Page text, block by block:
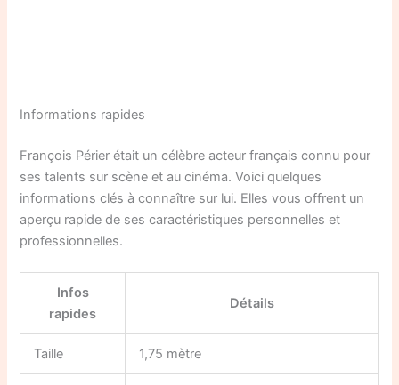
Informations rapides
François Périer était un célèbre acteur français connu pour
ses talents sur scène et au cinéma. Voici quelques
informations clés à connaître sur lui. Elles vous offrent un
aperçu rapide de ses caractéristiques personnelles et
professionnelles.
Infos
rapides
Détails
Taille 1,75 mètre